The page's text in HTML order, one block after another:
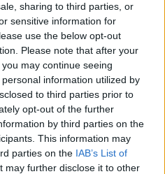
sharing to third parties, or
sensitive information for
use the below opt-out
Please note that after your
may continue seeing
information utilized by
to third parties prior to
opt-out of the further
by third parties on the
This information may
parties on the IAB’s List of
may further disclose it to other